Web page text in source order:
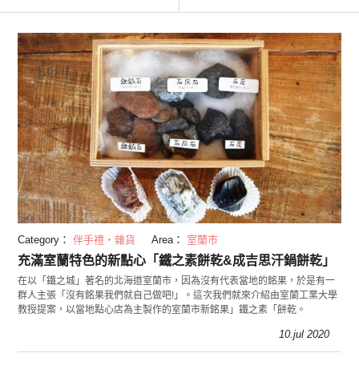
Category： 伴手禮・雜貨 Area： 室蘭市
充滿室蘭特色的新點心「鐵之素餅乾&成吉思汗鍋餅乾」
在以「鐵之城」著名的北海道室蘭市，因為沒有代表當地的銘果，於是有一
群人主張「沒有銘果我們就自己做吧!」。這次我們就來介紹由室蘭工業大學
教授提案，以當地點心店為主製作的室蘭市新銘果」鐵之素「餅乾。
10.jul 2020